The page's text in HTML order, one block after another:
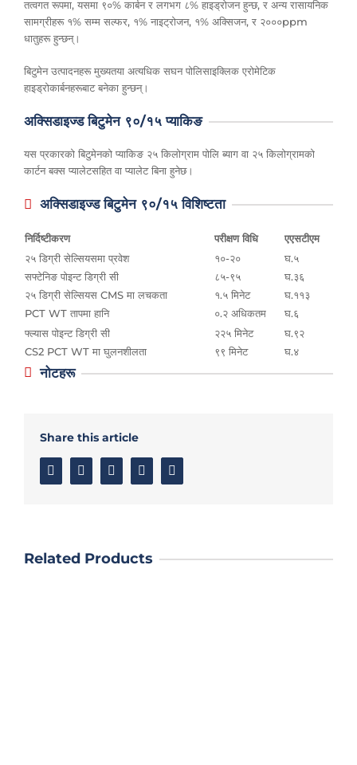
तत्वगत रूपमा, यसमा ९०% कार्बन र लगभग ८% हाइड्रोजन हुन्छ, र अन्य रासायनिक
सामग्रीहरू १% सम्म सल्फर, १% नाइट्रोजन, १% अक्सिजन, र २०००ppm
धातुहरू हुन्छन्।
बिटुमेन उत्पादनहरू मुख्यतया अत्यधिक सघन पोलिसाइक्लिक एरोमेटिक
हाइड्रोकार्बनहरूबाट बनेका हुन्छन्।
अक्सिडाइज्ड बिटुमेन ९०/१५ प्याकिङ
यस प्रकारको बिटुमेनको प्याकिङ २५ किलोग्राम पोलि ब्याग वा २५ किलोग्रामको
कार्टन बक्स प्यालेटसहित वा प्यालेट बिना हुनेछ।
अक्सिडाइज्ड बिटुमेन ९०/१५ विशिष्टता
निर्दिष्टीकरण परीक्षण विधि
एएसटीएम
२५ डिग्री सेल्सियसमा प्रवेश
१०-२०
घ.५
सफ्टेनिङ पोइन्ट डिग्री सी
८५-९५
घ.३६
२५ डिग्री सेल्सियस CMS मा लचकता
१.५ मिनेट
घ.११३
PCT WT तापमा हानि
०.२ अधिकतम
घ.६
फ्ल्यास पोइन्ट डिग्री सी
२२५ मिनेट
घ.९२
CS2 PCT WT मा घुलनशीलता
९९ मिनेट घ.४
नोटहरू
Share this article
FacebookTwitter LinkedinGoogle+
Related Products